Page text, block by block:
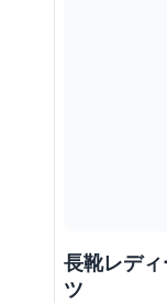
長靴レデ
ツ